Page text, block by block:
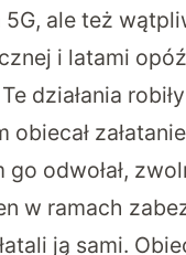
ale też
i latami
działania
obiecał
odwołał,
w ramach
ją sami.